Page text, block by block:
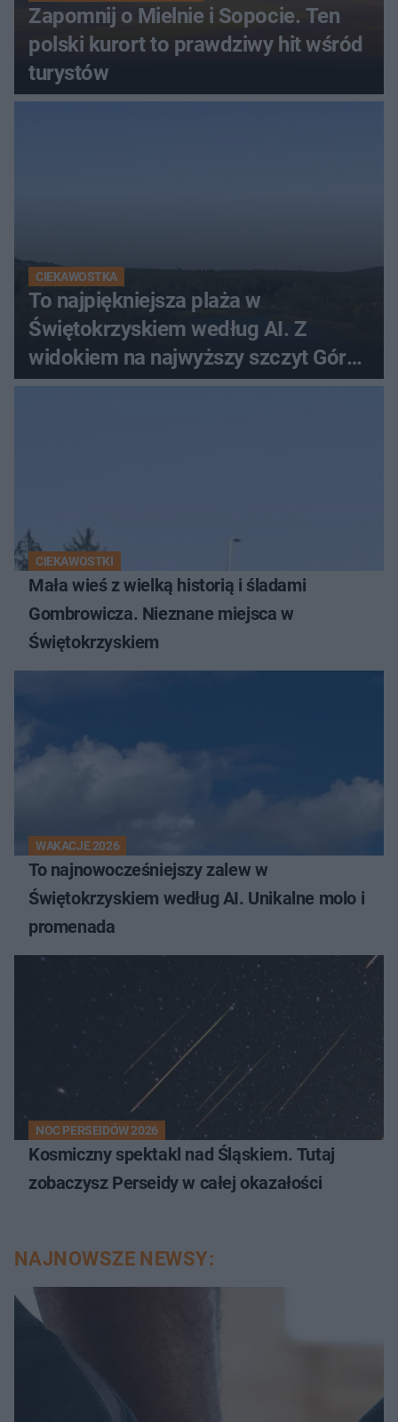
Zapomnij o Mielnie i Sopocie. Ten
polski kurort to prawdziwy hit wśród
turystów
CIEKAWOSTKA
To najpiękniejsza plaża w
Świętokrzyskiem według AI. Z
widokiem na najwyższy szczyt Gór
Świętokrzyskich
CIEKAWOSTKI
Mała wieś z wielką historią i śladami
Gombrowicza. Nieznane miejsca w
Świętokrzyskiem
WAKACJE 2026
To najnowocześniejszy zalew w
Świętokrzyskiem według AI. Unikalne molo i
promenada
NOC PERSEIDÓW 2026
Kosmiczny spektakl nad Śląskiem. Tutaj
zobaczysz Perseidy w całej okazałości
NAJNOWSZE NEWSY: